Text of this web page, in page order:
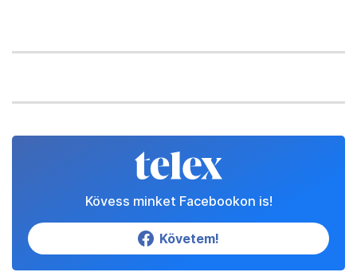
Kövess minket Facebookon is!
Követem!